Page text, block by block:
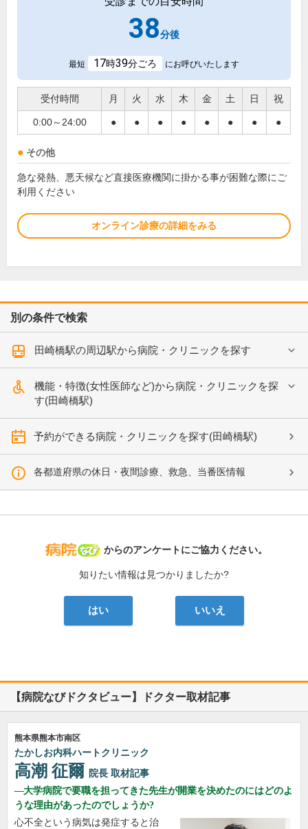
38分後
最短 17時39分ごろ にお呼びいたします
受付時間 月 火 水 木 金 土 日 祝
0:00～24:00 ● ● ● ● ● ● ● ●
その他
急な発熱、悪天候など直接医療機関に掛かる事が困難な際にご
利用ください
オンライン診療の詳細をみる
別の条件で検索
田崎橋駅の周辺駅から病院・クリニックを探す
機能・特徴(女性医師など)から病院・クリニックを探
す(田崎橋駅)
予約ができる病院・クリニックを探す(田崎橋駅)
各都道府県の休日・夜間診療、救急、当番医情報
病院なび
からのアンケートにご協力ください。
知りたい情報は見つかりましたか?
はい いいえ
【病院なびドクタビュー】ドクター取材記事
熊本県熊本市南区
たかしお内科ハートクリニック
高潮 征爾 院長 取材記事
大学病院で要職を担ってきた先生が開業を決めたのにはどのよ
うな理由があったのでしょうか?
心不全という病気は発症すると治